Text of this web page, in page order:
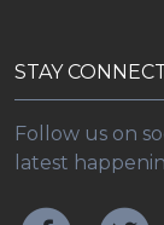
STAY
Follow us on
latest